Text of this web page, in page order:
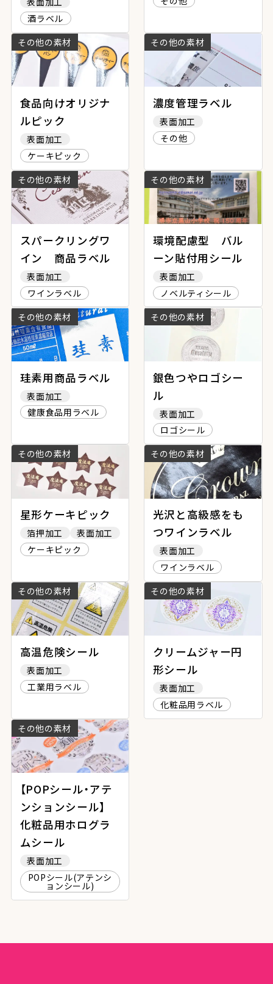
酒ラベル
その他の素材
食品向けオリジナ
ルピック
表面加工
ケーキピック
その他の素材
濃度管理ラベル
表面加工
その他
その他の素材
スパークリングワ
イン 商品ラベル
表面加工
ワインラベル
その他の素材
環境配慮型 バル
ーン貼付用シール
表面加工
ノベルティシール
その他の素材
珪素用商品ラベル
表面加工
健康食品用ラベル
その他の素材
銀色つやロゴシー
ル
表面加工
ロゴシール
その他の素材
星形ケーキピック
箔押加工
表面加工
ケーキピック
その他の素材
光沢と高級感をも
つワインラベル
表面加工
ワインラベル
その他の素材
高温危険シール
表面加工
工業用ラベル
その他の素材
クリームジャー円
形シール
表面加工
化粧品用ラベル
その他の素材
【POPシール・アテ
ンションシール】
化粧品用ホログラ
ムシール
表面加工
POPシール(アテンシ
ョンシール)